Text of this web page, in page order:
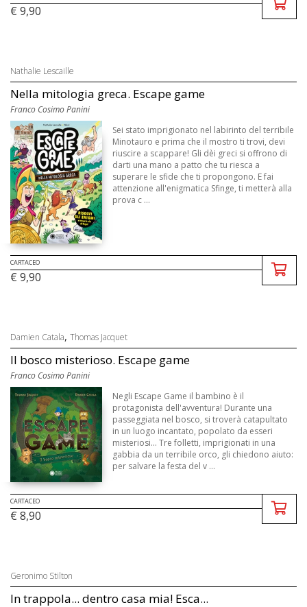
€ 9,90
Nathalie Lescaille
Nella mitologia greca. Escape game
Franco Cosimo Panini
Sei stato imprigionato nel labirinto del terribile
Minotauro e prima che il mostro ti trovi, devi
riuscire a scappare! Gli dèi greci si offrono di
darti una mano a patto che tu riesca a
superare le sfide che ti propongono. E fai
attenzione all'enigmatica Sfinge, ti metterà alla
prova c ...
CARTACEO
€ 9,90
Damien Catala, Thomas Jacquet
Il bosco misterioso. Escape game
Franco Cosimo Panini
Negli Escape Game il bambino è il
protagonista dell'avventura! Durante una
passeggiata nel bosco, si troverà catapultato
in un luogo incantato, popolato da esseri
misteriosi... Tre folletti, imprigionati in una
gabbia da un terribile orco, gli chiedono aiuto:
per salvare la festa del v ...
CARTACEO
€ 8,90
Geronimo Stilton
In trappola... dentro casa mia! Esca...